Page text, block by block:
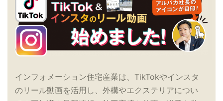
インフォメーション住宅産業は、TikTokやインスタ
のリール動画を活用し、外構やエクステリアについ